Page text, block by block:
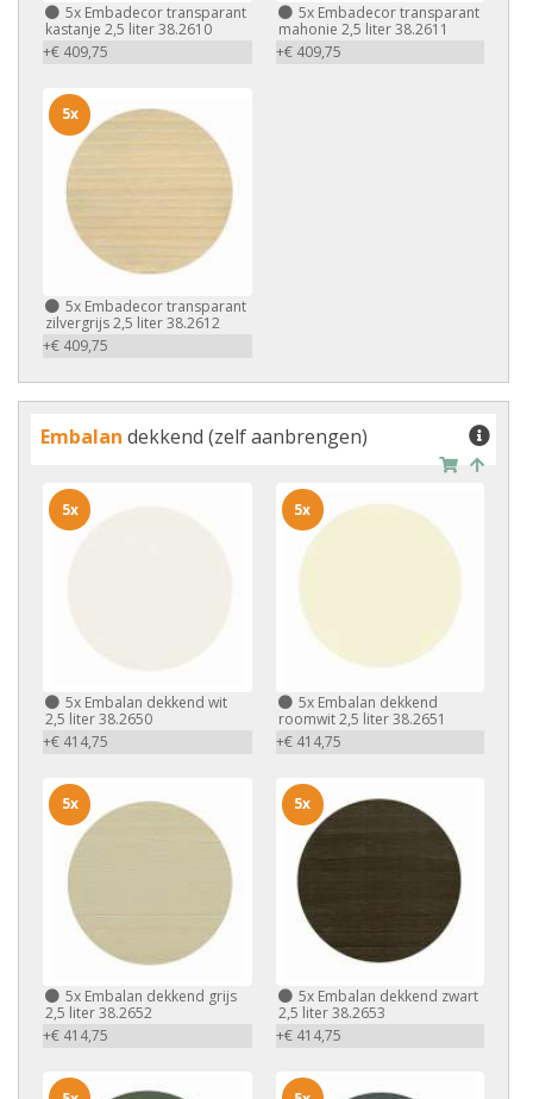
5x Embadecor transparant
kastanje 2,5 liter 38.2610
+€ 409,75
5xEmbadecor transparant
mahonie 2,5 liter 38.2611
+€ 409,75
5x Embadecor transparant
zilvergrijs 2,5 liter 38.2612
+€ 409,75
5x
Embalan dekkend (zelf aanbrengen)
5x Embalan dekkend wit
2,5 liter 38.2650
+€ 414,75
5x
5xEmbalan dekkend
roomwit 2,5 liter 38.2651
+€ 414,75
5x
5x Embalan dekkend grijs
2,5 liter 38.2652
+€ 414,75
5x
5xEmbalan dekkend zwart
2,5 liter 38.2653
+€ 414,75
5x